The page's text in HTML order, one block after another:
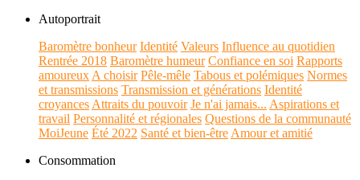
Autoportrait
Baromètre bonheur Identité Valeurs Influence au quotidien
Rentrée 2018 Baromètre humeur Confiance en soi Rapports
amoureux A choisir Pêle-mêle Tabous et polémiques Normes
et transmissions Transmission et générations Identité
croyances Attraits du pouvoir Je n'ai jamais... Aspirations et
travail Personnalité et régionales Questions de la communauté
MoiJeune Été 2022 Santé et bien-être Amour et amitié
Consommation